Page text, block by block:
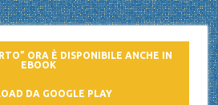
ORA È DISPONIBILE ANCHE IN
EBOOK
DA GOOGLE PLAY